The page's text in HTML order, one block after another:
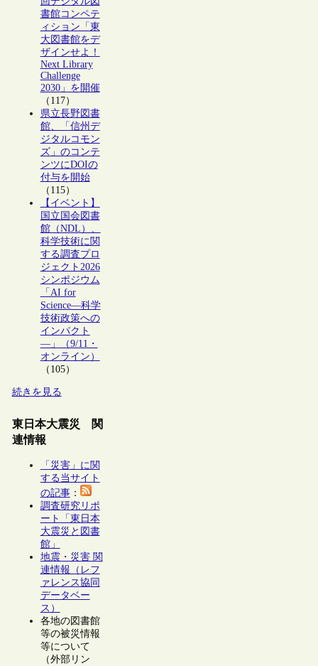
書館コンペテ
ィション「東
大図書館をデ
ザインせよ！
Next Library
Challenge
2030」を開催
（117）
県立長野図書
館、「信州デ
ジタルコモン
ズ」のコンテ
ンツにDOIの
付与を開始
（115）
【イベント】
国立国会図書
館（NDL）、
科学技術に関
する調査プロ
ジェクト2026
シンポジウム
「AI for
Science―科学
技術政策への
インパクト
―」（9/11・
オンライン）
（105）
続きを見る
東日本大震災 関
連情報
「災害」に関
する当サイト
の記事：
調査研究リポ
ート「東日本
大震災と図書
館」
地震・災害 関
連情報（レフ
ァレンス協同
データベー
ス）
各地の図書館
等の被災情報
等について
（外部リン